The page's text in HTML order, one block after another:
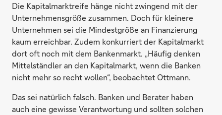
Die Kapitalmarktreife hänge nicht zwingend mit der
Unternehmensgröße zusammen. Doch für kleinere
Unternehmen sei die Mindestgröße an Finanzierung
kaum erreichbar. Zudem konkurriert der Kapitalmarkt
dort oft noch mit dem Bankenmarkt. „Häufig denken
Mittelständler an den Kapitalmarkt, wenn die Banken
nicht mehr so recht wollen“, beobachtet Ottmann.
Das sei natürlich falsch. Banken und Berater haben
auch eine gewisse Verantwortung und sollten solchen